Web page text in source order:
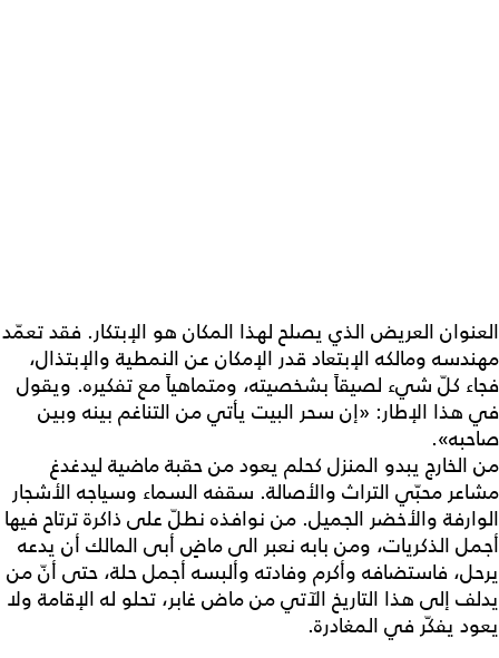
العنوان العريض الذي يصلح لهذا المكان هو الإبتكار. فقد تعمّد
مهندسه ومالكه الإبتعاد قدر الإمكان عن النمطية والإبتذال،
فجاء كلّ شيء لصيقاً بشخصيته، ومتماهياً مع تفكيره. ويقول
في هذا الإطار: «إن سحر البيت يأتي من التناغم بينه وبين
صاحبه».
من الخارج يبدو المنزل كحلم يعود من حقبة ماضية ليدغدغ
مشاعر محبّي التراث والأصالة. سقفه السماء وسياجه الأشجار
الوارفة والأخضر الجميل. من نوافذه نطلّ على ذاكرة ترتاح فيها
أجمل الذكريات، ومن بابه نعبر الى ماضٍ أبى المالك أن يدعه
يرحل، فاستضافه وأكرم وفادته وألبسه أجمل حلة، حتى أنّ من
يدلف إلى هذا التاريخ الآتي من ماض غابر، تحلو له الإقامة ولا
يعود يفكّر في المغادرة.